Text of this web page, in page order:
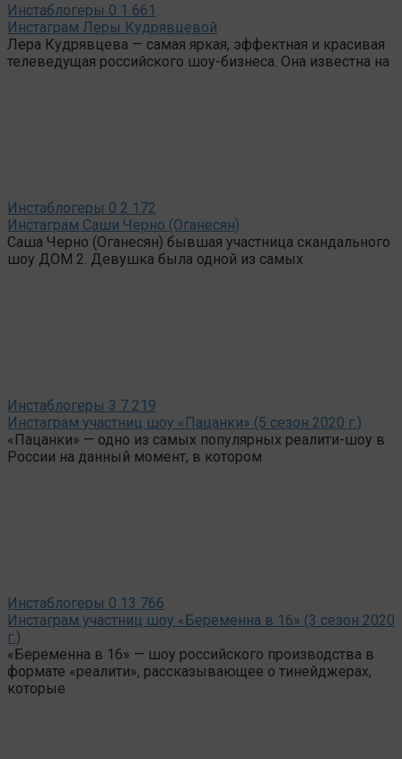
Инстаблогеры 0 1 661
Инстаграм Леры Кудрявцевой
Лера Кудрявцева — самая яркая, эффектная и красивая
телеведущая российского шоу-бизнеса. Она известна на
Инстаблогеры 0 2 172
Инстаграм Саши Черно (Оганесян)
Саша Черно (Оганесян) бывшая участница скандального
шоу ДОМ 2. Девушка была одной из самых
Инстаблогеры 3 7 219
Инстаграм участниц шоу «Пацанки» (5 сезон 2020 г.)
«Пацанки» — одно из самых популярных реалити-шоу в
России на данный момент, в котором
Инстаблогеры 0 13 766
Инстаграм участниц шоу «Беременна в 16» (3 сезон 2020
г.)
«Беременна в 16» — шоу российского производства в
формате «реалити», рассказывающее о тинейджерах,
которые